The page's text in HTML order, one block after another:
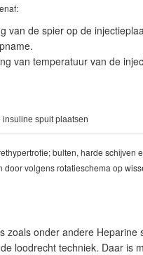
van de spier op de
van temperatuur van de
insuline spuit plaatsen
bulten, harde
door volgens rotatieschema op
zoals onder andere
loodrecht techniek. Daar is